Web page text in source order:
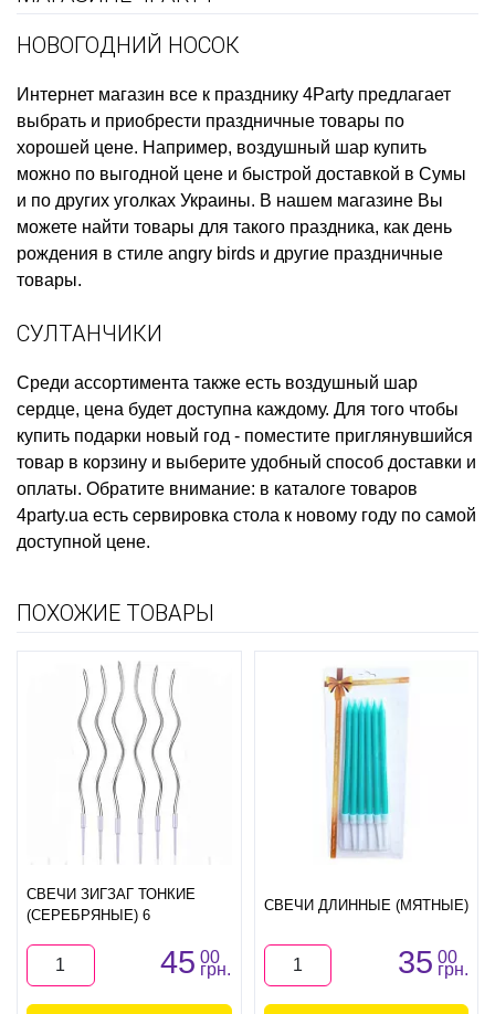
НОВОГОДНИЙ НОСОК
Интернет магазин все к празднику 4Party предлагает
выбрать и приобрести праздничные товары по
хорошей цене. Например, воздушный шар купить
можно по выгодной цене и быстрой доставкой в Сумы
и по других уголках Украины. В нашем магазине Вы
можете найти товары для такого праздника, как день
рождения в стиле angry birds и другие праздничные
товары.
СУЛТАНЧИКИ
Среди ассортимента также есть воздушный шар
сердце, цена будет доступна каждому. Для того чтобы
купить подарки новый год - поместите приглянувшийся
товар в корзину и выберите удобный способ доставки и
оплаты. Обратите внимание: в каталоге товаров
4party.ua есть сервировка стола к новому году по самой
доступной цене.
ПОХОЖИЕ ТОВАРЫ
СВЕЧИ ЗИГЗАГ ТОНКИЕ
(СЕРЕБРЯНЫЕ) 6
45 00
грн.
СВЕЧИ ДЛИННЫЕ (МЯТНЫЕ)
35 00
грн.